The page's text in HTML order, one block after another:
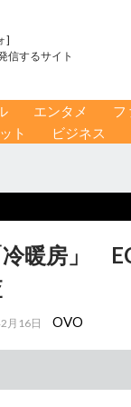
]
信するサイト
エンタメ フ
ト ビジネス
暖房」
月16日 OVO